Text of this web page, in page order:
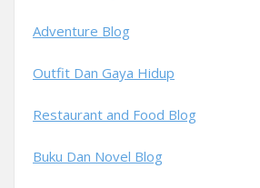
Adventure Blog
Outfit Dan Gaya Hidup
Restaurant and Food Blog
Buku Dan Novel Blog